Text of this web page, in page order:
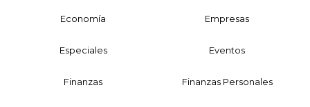
Economía Empresas
Especiales Eventos
Finanzas Finanzas Personales